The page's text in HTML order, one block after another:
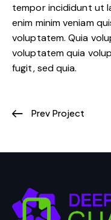
tempor incididunt ut
enim minim veniam
voluptatem. Quia
voluptatem quia
fugit, sed quia.
Prev Project